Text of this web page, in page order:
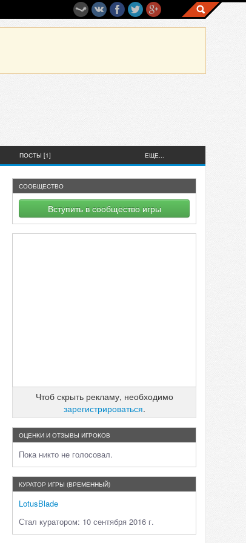
ПОСТЫ [1] ЕЩЕ...
СООБЩЕСТВО
Вступить в сообщество игры
Чтоб скрыть рекламу, необходимо
зарегистрироваться.
ОЦЕНКИ И ОТЗЫВЫ ИГРОКОВ
Пока никто не голосовал.
КУРАТОР ИГРЫ (ВРЕМЕННЫЙ)
LotusBlade
Стал куратором: 10 сентября 2016 г.